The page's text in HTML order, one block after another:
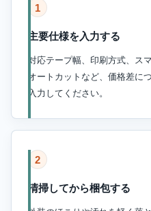
1
主要仕様を入力する
対応テープ幅、印刷方式、ス
オートカットなど、価格差に
入力してください。
2
清掃してから梱包する